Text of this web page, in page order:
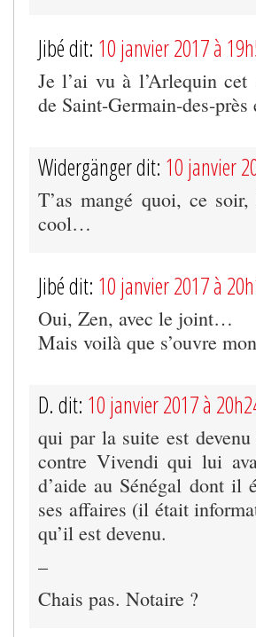
Jibé dit: 10 janvier 2017 à
Je l’ai vu à l’Arlequin
de Saint-Germain-des-
Widergänger dit: 10 janvier
T’as mangé quoi, ce
cool…
Jibé dit: 10 janvier 2017 à
Oui, Zen, avec le joint…
Mais voilà que s’ouvre
D. dit: 10 janvier 2017 à
qui par la suite est
contre Vivendi qui lui
d’aide au Sénégal dont il
ses affaires (il était
qu’il est devenu.
–
Chais pas. Notaire ?